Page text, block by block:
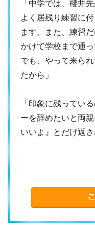
「中学では、櫻井
よく居残り練習に
ます。また、練習
かけて学校まで通
でも、やって来ら
たから」
「印象に残ってい
ーを辞めたいと両
いいよ』とだけ返